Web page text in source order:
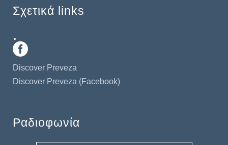
Σχετικά links
.
Discover Preveza
Discover Preveza (Facebook)
Ραδιοφωνία